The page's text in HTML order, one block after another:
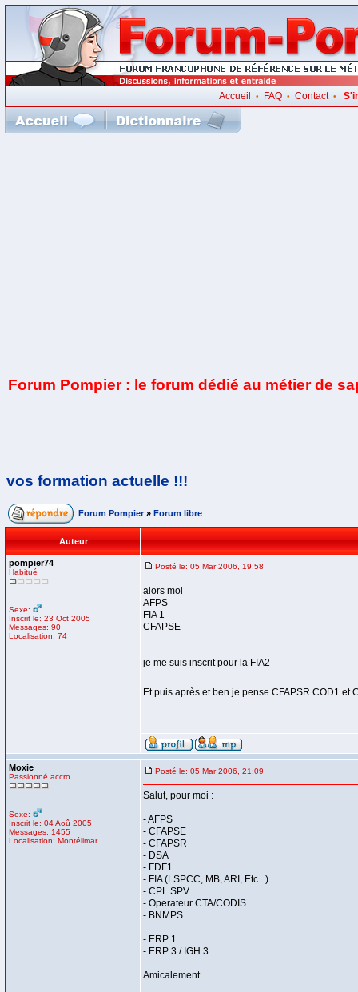
Accueil • FAQ• Contact•
Forum Pompier : le forum dédié au métier de
vos formation actuelle !!!
Forum Pompier » Forum libre
Auteur
pompier74
Habitué
Sexe:
Inscrit le: 23 Oct 2005
Messages: 90
Localisation: 74
Posté le: 05 Mar 2006, 19:58
alors moi
AFPS
FIA 1
CFAPSE
je me suis inscrit pour la FIA2
Et puis après et ben je pense CFAPSR COD1
Moxie
Passionné accro
Sexe:
Inscrit le: 04 Aoû 2005
Messages: 1455
Localisation: Montélimar
Posté le: 05 Mar 2006, 21:09
Salut, pour moi :
- AFPS
- CFAPSE
- CFAPSR
- DSA
- FDF1
- FIA (LSPCC, MB, ARI, Etc...)
- CPL SPV
- Operateur CTA/CODIS
- BNMPS
- ERP 1
- ERP 3 / IGH 3
Amicalement